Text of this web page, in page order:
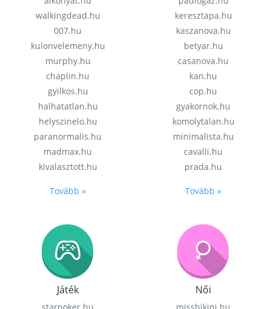
walkingdead.hu
007.hu
kulonvelemeny.hu
murphy.hu
chaplin.hu
gyilkos.hu
halhatatlan.hu
helyszinelo.hu
paranormalis.hu
madmax.hu
kivalasztott.hu
Tovább »
keresztapa.hu
kaszanova.hu
betyar.hu
casanova.hu
kan.hu
cop.hu
gyakornok.hu
komolytalan.hu
minimalista.hu
cavalli.hu
prada.hu
Tovább »
Játék Női